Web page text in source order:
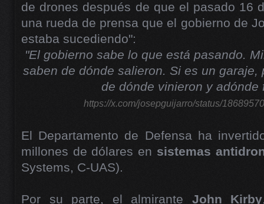
de drones después de que el pasado 16
una rueda de prensa que el gobierno de
estaba sucediendo":
"El gobierno sabe lo que está pasando.
saben de dónde salieron. Si es un garaje,
de dónde vinieron y adónde
https://x.com/josepguijarro/status/
El Departamento de Defensa ha
millones de dólares en sistemas
Systems, C-UAS).
Por su parte, el almirante John Kirby